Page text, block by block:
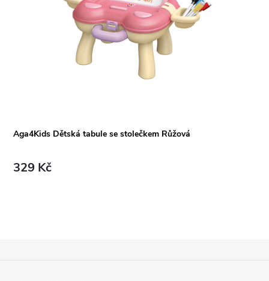
Aga4Kids Dětská tabule se stolečkem Růžová
329 Kč